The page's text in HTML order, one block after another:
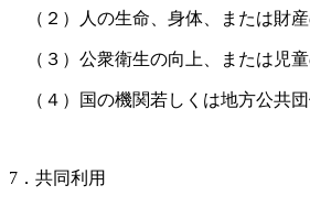
（２）人の生命、身体、または財
（３）公衆衛生の向上、または児
（４）国の機関若しくは地方公共
7．共同利用